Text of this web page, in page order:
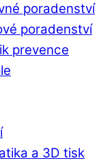
poradenství
poradenství
prevence
a 3D tisk